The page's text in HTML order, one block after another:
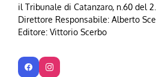
il Tribunale di Catanzaro, n.60 del
Direttore Responsabile: Alberto
Editore: Vittorio Scerbo